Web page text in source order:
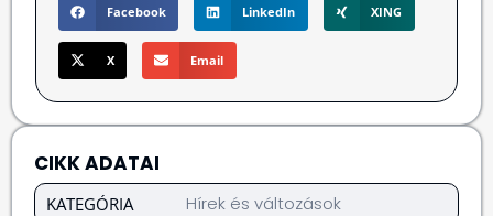
Facebook LinkedIn XING
X Email
CIKK ADATAI
KATEGÓRIA Hírek és változások